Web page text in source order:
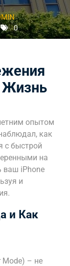
0
Жизнь
опытом
как
с быстрой
на
ваш iPhone
и
и Как
Mode) – не